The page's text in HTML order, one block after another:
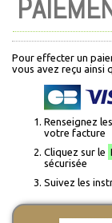
Pour effecter un
vous avez reçu ainsi
Renseignez
votre facture
Cliquez sur le
sécurisée
Suivez les